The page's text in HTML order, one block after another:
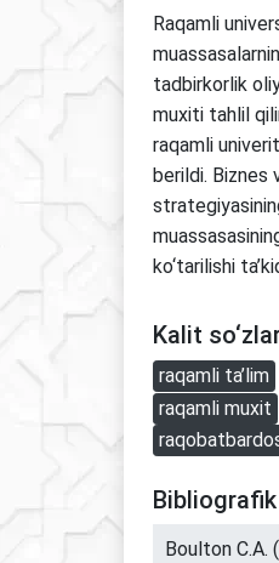
Raqamli
tadbirkorlik
muxiti tahlil
raqamli
berildi. Biznes
ko‘tarilishi
Kalit
raqamli ta’lim
raqamli muxit
Boulton